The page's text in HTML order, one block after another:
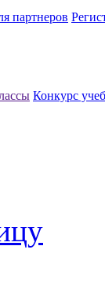
партнеров
Конкурс